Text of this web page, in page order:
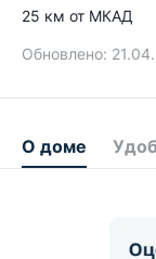
25 км от МКАД
Обновлено:
О доме